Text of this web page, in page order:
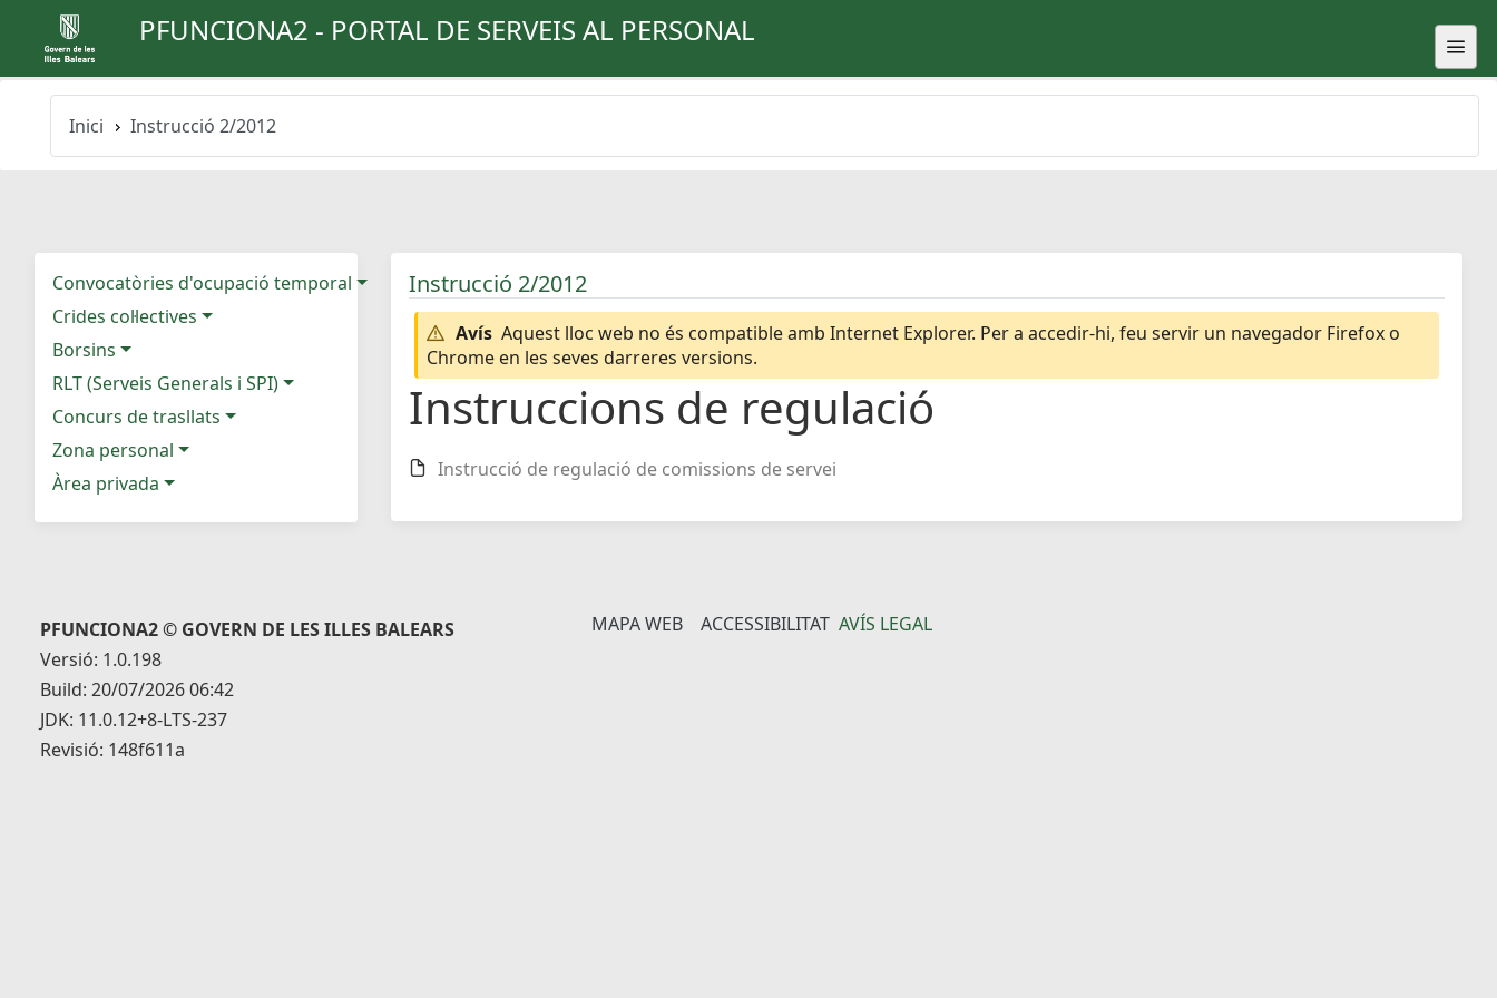
PFUNCIONA2 - PORTAL DE SERVEIS AL PERSONAL
Inici Instrucció 2/2012
Convocatòries d'ocupació temporal
Crides col·lectives
Borsins
RLT (Serveis Generals i SPI)
Concurs de trasllats
Zona personal
Àrea privada
Instrucció 2/2012
Avís Aquest lloc web no és compatible amb Internet Explorer. Per a accedir-hi, feu servir un navegador Firefox o
Chrome en les seves darreres versions.
Instruccions de regulació
Instrucció de regulació de comissions de servei
PFUNCIONA2 © GOVERN DE LES ILLES BALEARS
Versió: 1.0.198
Build: 20/07/2026 06:42
JDK: 11.0.12+8-LTS-237
Revisió: 148f611a
MAPA WEB ACCESSIBILITAT AVÍS LEGAL